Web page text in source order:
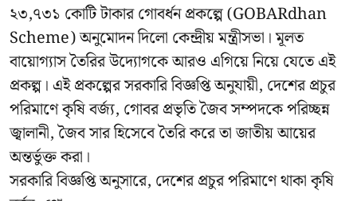
২৩,৭৩১ কোটি টাকার গোবর্ধন প্রকল্পে (GOBARdhan
Scheme) অনুমোদন দিলো কেন্দ্রীয় মন্ত্রীসভা। মূলত
বায়োগ্যাস তৈরির উদ্যোগকে আরও এগিয়ে নিয়ে যেতে এই
প্রকল্প। এই প্রকল্পের সরকারি বিজ্ঞপ্তি অনুযায়ী, দেশের প্রচুর
পরিমাণে কৃষি বর্জ্য, গোবর প্রভৃতি জৈব সম্পদকে পরিচ্ছন্ন
জ্বালানী, জৈব সার হিসেবে তৈরি করে তা জাতীয় আয়ের
অন্তর্ভুক্ত করা।
সরকারি বিজ্ঞপ্তি অনুসারে, দেশের প্রচুর পরিমাণে থাকা কৃষি